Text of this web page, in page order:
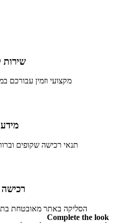
שירות
מקצועי וזמין עבורכם
תנאי רכישה שקופים
הסליקה באתר מאובטחת
Complete the look